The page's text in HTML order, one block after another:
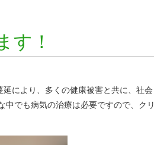
す！
により、多くの健康被害と共に、社会
でも病気の治療は必要ですので、クリ